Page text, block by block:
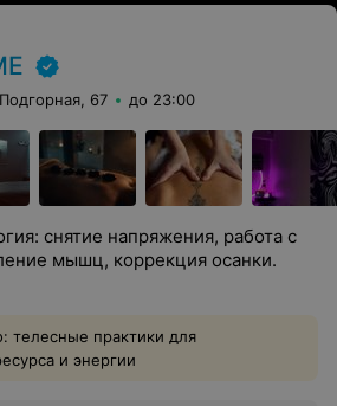
67 до 23:00
снятие напряжения, работа с
мышц, коррекция осанки.
телесные практики для
и энергии